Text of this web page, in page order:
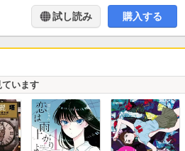
試し読み 購入する
います